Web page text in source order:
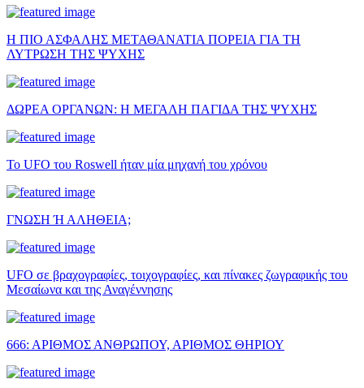
Η ΠΙΟ ΑΣΦΑΛΗΣ ΜΕΤΑΘΑΝΑΤΙΑ ΠΟΡΕΙΑ ΓΙΑ ΤΗ
ΛΥΤΡΩΣΗ ΤΗΣ ΨΥΧΗΣ
ΔΩΡΕΑ ΟΡΓΑΝΩΝ: Η ΜΕΓΑΛΗ ΠΑΓΙΔΑ ΤΗΣ ΨΥΧΗΣ
Το UFO του Roswell ήταν μία μηχανή του χρόνου
ΓΝΩΣΗ Ή ΑΛΗΘΕΙΑ;
UFO σε βραχογραφίες, τοιχογραφίες, και πίνακες ζωγραφικής του
Μεσαίωνα και της Αναγέννησης
666: ΑΡΙΘΜΟΣ ΑΝΘΡΩΠΟΥ, ΑΡΙΘΜΟΣ ΘΗΡΙΟΥ